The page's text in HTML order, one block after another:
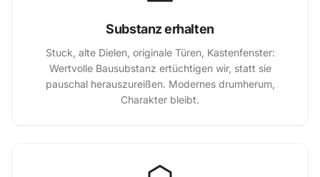
Substanz erhalten
Stuck, alte Dielen, originale Türen, Kastenfenster:
Wertvolle Bausubstanz ertüchtigen wir, statt sie
pauschal herauszureißen. Modernes drumherum,
Charakter bleibt.